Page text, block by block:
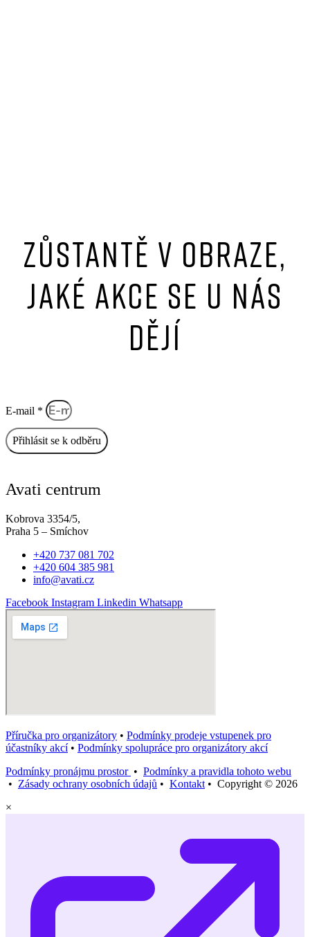
Zůstantě v obraze,
jaké akce se u nás
dějí
E-mail *
Přihlásit se k odběru
Avati centrum
Kobrova 3354/5,
Praha 5 – Smíchov
+420 737 081 702
+420 604 385 981
info@avati.cz
Facebook Instagram Linkedin Whatsapp
Příručka pro organizátory • Podmínky prodeje vstupenek pro
účastníky akcí• Podmínky spolupráce pro organizátory akcí
Podmínky pronájmu prostor • Podmínky a pravidla tohoto webu
• Zásady ochrany osobních údajů • Kontakt • Copyright © 2026
×